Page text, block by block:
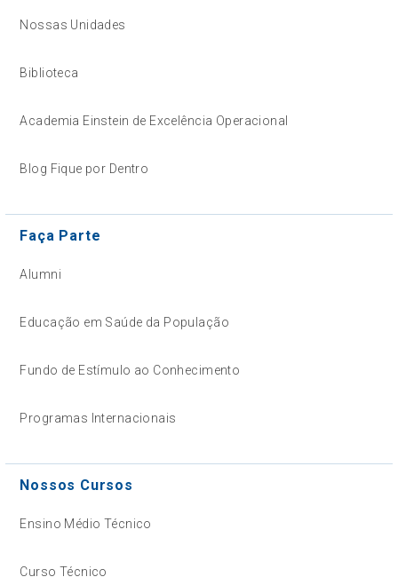
Nossas Unidades
Biblioteca
Academia Einstein de Excelência Operacional
Blog Fique por Dentro
Faça Parte
Alumni
Educação em Saúde da População
Fundo de Estímulo ao Conhecimento
Programas Internacionais
Nossos Cursos
Ensino Médio Técnico
Curso Técnico